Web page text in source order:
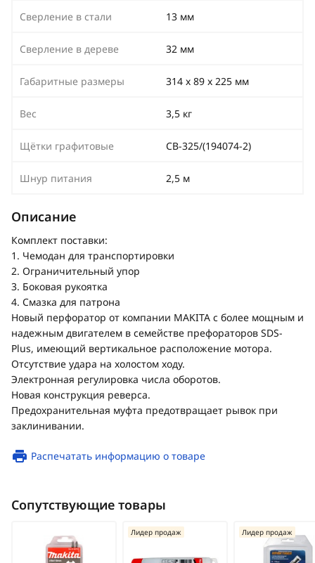
Сверление в стали 13 мм
Сверление в дереве 32 мм
Габаритные размеры 314 х 89 х 225 мм
Вес 3,5 кг
Щётки графитовые СВ-325/(194074-2)
Шнур питания 2,5 м
Описание
Комплект поставки:
1. Чемодан для транспортировки
2. Ограничительный упор
3. Боковая рукоятка
4. Смазка для патрона
Новый перфоратор от компании MAKITA с более мощным и
надежным двигателем в семействе префораторов SDS-
Plus, имеющий вертикальное расположение мотора.
Отсутствие удара на холостом ходу.
Электронная регулировка числа оборотов.
Новая конструкция реверса.
Предохранительная муфта предотвращает рывок при
заклинивании.
Распечатать информацию о товаре
Сопутствующие товары
Лидер продаж Лидер продаж